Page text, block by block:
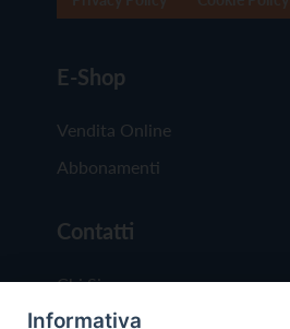
E-Shop
Vendita Online
Abbonamenti
Contatti
Chi Siamo
Redazione
Informativa